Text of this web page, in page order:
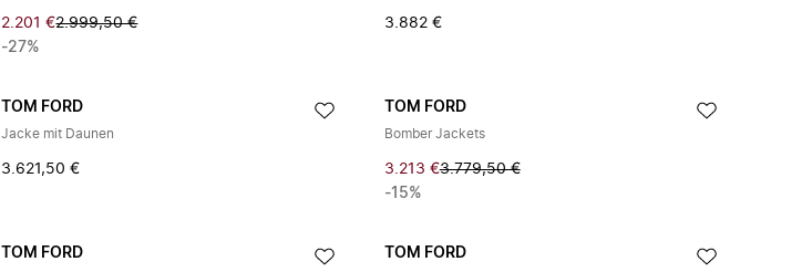
2.201 €2.999,50 €
-27%
3.882 €
TOM FORD
Jacke mit Daunen
3.621,50 €
TOM FORD
Bomber Jackets
3.213 €3.779,50 €
-15%
TOM FORD TOM FORD